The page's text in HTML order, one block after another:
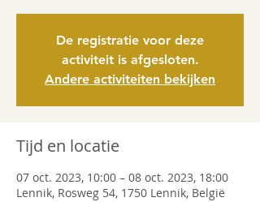
De registratie voor deze
activiteit is afgesloten.
Andere activiteiten bekijken
Tijd en locatie
07 oct. 2023, 10:00 – 08 oct. 2023, 18:00
Lennik, Rosweg 54, 1750 Lennik, België